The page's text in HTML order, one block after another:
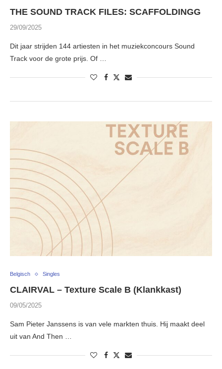
THE SOUND TRACK FILES: SCAFFOLDINGG
29/09/2025
Dit jaar strijden 144 artiesten in het muziekconcours Sound
Track voor de grote prijs. Of …
Belgisch Singles
CLAIRVAL – Texture Scale B (Klankkast)
09/05/2025
Sam Pieter Janssens is van vele markten thuis. Hij maakt deel
uit van And Then …